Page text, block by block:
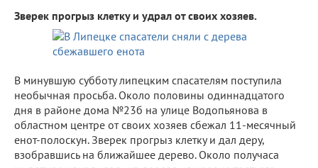
Зверек прогрыз клетку и удрал от своих хозяев.
В минувшую субботу липецким спасателям поступила
необычная просьба. Около половины одиннадцатого
дня в районе дома №23б на улице Водопьянова в
областном центре от своих хозяев сбежал 11-месячный
енот-полоскун. Зверек прогрыз клетку и дал деру,
взобравшись на ближайшее дерево. Около получаса